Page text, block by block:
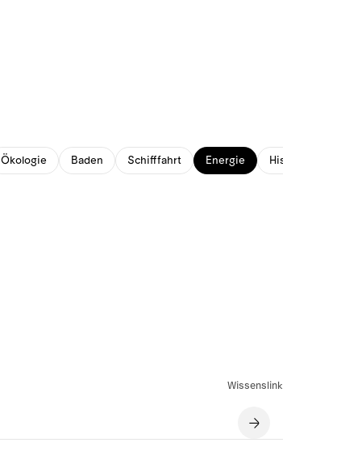
Ökologie Baden Schifffahrt Energie Historisches
Wissenslink